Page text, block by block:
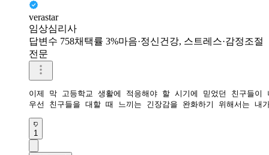
verastar
임상심리사
답변수 758채택률 3%마음·정신건강, 스트레스·감정조절
전문
이제 막 고등학교 생활에 적응해야 할 시기에 믿었던 친구들
우선 친구들을 대할 때 느끼는 긴장감을 완화하기 위해서는
1